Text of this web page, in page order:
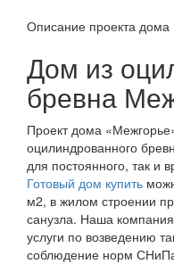
Описание проекта дома
Дом из
бревна
Проект дома
оцилиндрованного
для постоянного, так и
Готовый дом купить
м2, в жилом строении
санузла. Наша
услуги по возведению
соблюдение норм